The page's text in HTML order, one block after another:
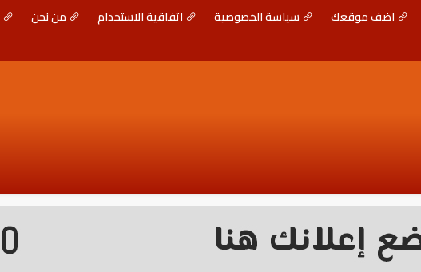
اضف موقعك سياسة الخصوصية اتفاقية الاستخدام من نحن